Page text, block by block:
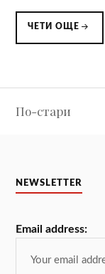
ЧЕТИ ОЩЕ
По-стари
NEWSLETTER
Email address: